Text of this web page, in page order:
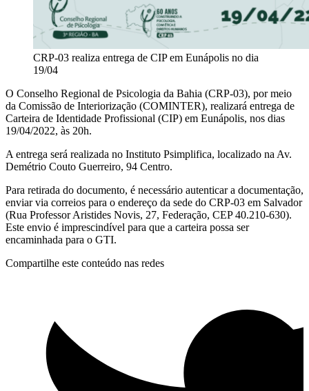
CRP-03 realiza entrega de CIP em Eunápolis no dia
19/04
O Conselho Regional de Psicologia da Bahia (CRP-03), por meio
da Comissão de Interiorização (COMINTER), realizará entrega de
Carteira de Identidade Profissional (CIP) em Eunápolis, nos dias
19/04/2022, às 20h.
A entrega será realizada no Instituto Psimplifica, localizado na Av.
Demétrio Couto Guerreiro, 94 Centro.
Para retirada do documento, é necessário autenticar a documentação,
enviar via correios para o endereço da sede do CRP-03 em Salvador
(Rua Professor Aristides Novis, 27, Federação, CEP 40.210-630).
Este envio é imprescindível para que a carteira possa ser
encaminhada para o GTI.
Compartilhe este conteúdo nas redes